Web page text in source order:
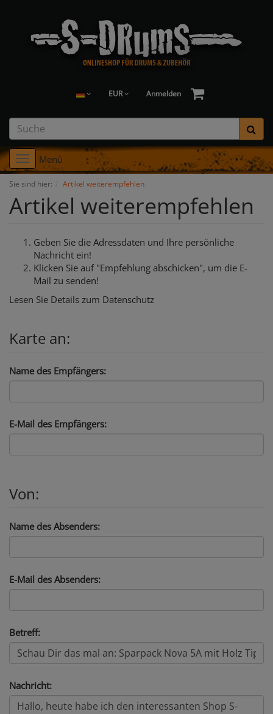
EUR Anmelden
Toggle
navigation
Menü
Sie sind hier: Artikel weiterempfehlen
Artikel weiterempfehlen
Geben Sie die Adressdaten und Ihre persönliche
Nachricht ein!
Klicken Sie auf "Empfehlung abschicken", um die E-
Mail zu senden!
Lesen Sie Details zum Datenschutz
Karte an:
Name des Empfängers:
E-Mail des Empfängers:
Von:
Name des Absenders:
E-Mail des Absenders:
Betreff:
Nachricht: